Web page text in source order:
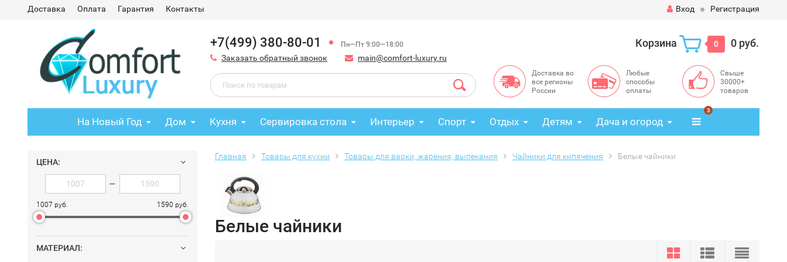
Доставка Оплата Гарантия Контакты Вход Регистрация
+7(499) 380-80-01 Пн—Пт 9:00—18:00
Заказать обратный звонок main@comfort-luxury.ru
Корзина 0 0 руб.
Доставка во
все регионы
России
Любые
способы
оплаты
Свыше
30000+
товаров
На Новый Год Дом Кухня Сервировка стола Интерьер Спорт Отдых Детям Дача и огород
3
ЦЕНА:
—
1007 руб. 1590 руб.
МАТЕРИАЛ:
Главная Товары для кухни Товары для варки, жарения, выпекания Чайники для кипячения Белые чайники
Белые чайники